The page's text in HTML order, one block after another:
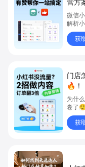
营方
微信
解析
多账
销玩
量管
获
门店
🔥！
为什
卷了
还没
💸 获